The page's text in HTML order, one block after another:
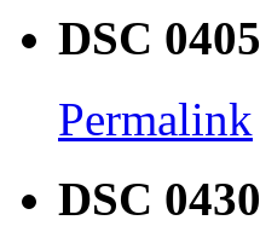
DSC 0405
Permalink
DSC 0430